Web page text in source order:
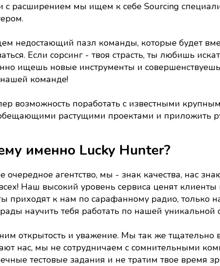
с расширением мы ищем к себе Sourcing
недостающий пазл команды, которые будет
Если сорсинг - твоя страсть, ты любишь
ищешь новые инструменты и
команде!
возможность поработать с известными
растущими проектами и приложить
именно Lucky Hunter?
очередное агентство, мы - знак качества, нас
Наш высокий уровень сервиса ценят
приходят к нам по сарафанному радио, только
научить тебя работать по нашей уникальной
открытость и уважение. Мы так же тщательно
нас, мы не сотрудничаем с сомнительными
тестовые задания и не тратим твое время